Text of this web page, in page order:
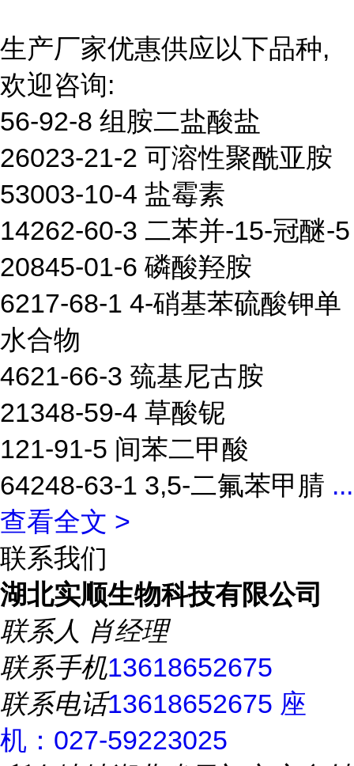
生产厂家优惠供应以下品种,
欢迎咨询:
56-92-8 组胺二盐酸盐
26023-21-2 可溶性聚酰亚胺
53003-10-4 盐霉素
14262-60-3 二苯并-15-冠醚-5
20845-01-6 磷酸羟胺
6217-68-1 4-硝基苯硫酸钾单
水合物
4621-66-3 巯基尼古胺
21348-59-4 草酸铌
121-91-5 间苯二甲酸
64248-63-1 3,5-二氟苯甲腈 ...
查看全文 >
联系我们
湖北实顺生物科技有限公司
联系人 肖经理
联系手机13618652675
联系电话13618652675 座
机：027-59223025